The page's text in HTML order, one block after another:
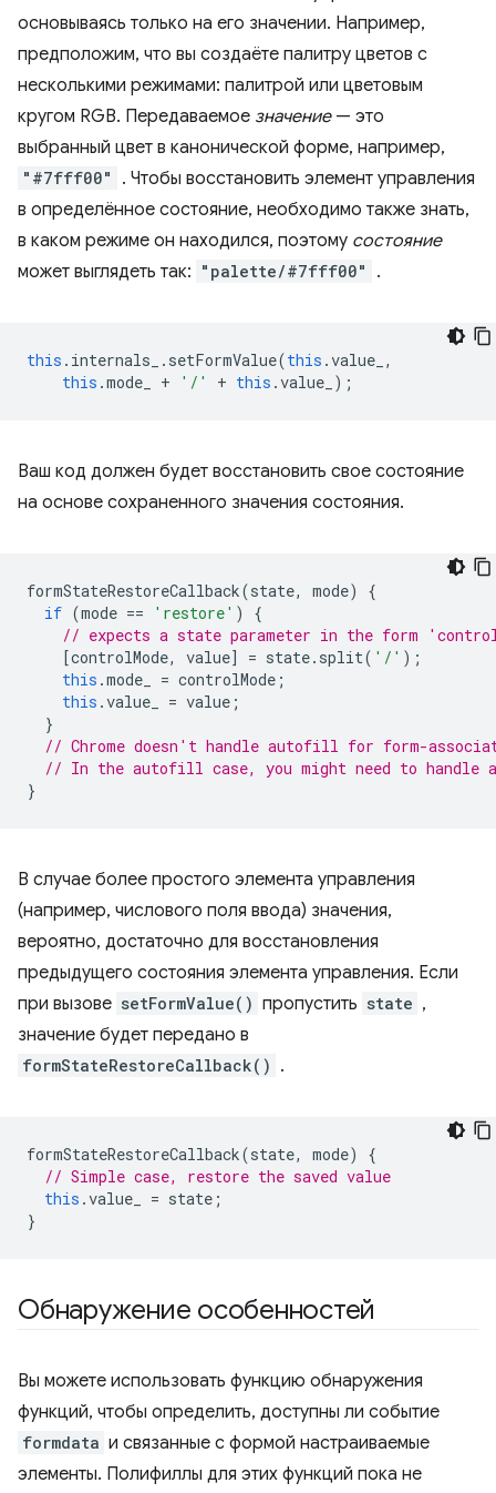
основываясь только на его значении. Например,
предположим, что вы создаёте палитру цветов с
несколькими режимами: палитрой или цветовым
кругом RGB. Передаваемое значение— это
выбранный цвет в канонической форме, например,
"#7fff00"
. Чтобы восстановить элемент управления
в определённое состояние, необходимо также знать,
в каком режиме он находился, поэтому состояние
может выглядеть так: "palette/#7fff00" .
this . internals_ . setFormValue(this .value_ ,
this .mode_ + '/' + this .value_ );
Ваш код должен будет восстановить свое состояние
на основе сохраненного значения состояния.
formStateRestoreCallback(state, mode)
{
if (mode == 'restore' )
{
// expects a state parameter in the form
[controlMode, value] = state. split( '/' );
this .mode_ = controlMode ;
this .value_ = value ;
}
// Chrome doesn't handle autofill for form-
// In the autofill case, you might need to handle
}
В случае более простого элемента управления
(например, числового поля ввода) значения,
вероятно, достаточно для восстановления
предыдущего состояния элемента управления. Если
при вызове setFormValue() пропустить state ,
значение будет передано в
formStateRestoreCallback() .
formStateRestoreCallback(state, mode)
{
// Simple case, restore the saved value
this .value_ = state ;
}
Обнаружение особенностей
Вы можете использовать функцию обнаружения
функций, чтобы определить, доступны ли событие
formdata и связанные с формой настраиваемые
элементы. Полифиллы для этих функций пока не